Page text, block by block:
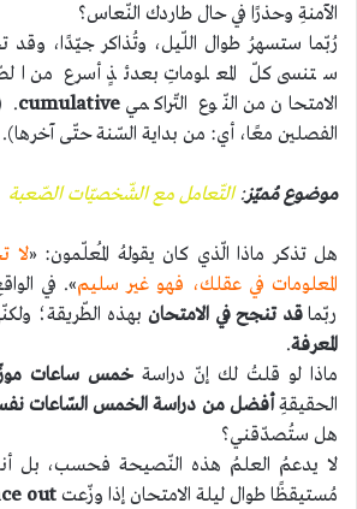
الآمنةِ وحذرًا في حال طاردك النّعاس؟
رُبّما ستسهرُ طوال اللّيل، وتُذاكر جيّدًا، وقد
ستنسى كلّ المعلوماتِ بعدئذٍ أسرع من
الامتحان من النّوع التّراكميcumulative
.
الفصلين معًا، أي: من بداية السّنة حتّى آخرها).
موضوع مُميّز:التّعامل مع الشّخصيّات الصّعبة
هل تذكر ماذا الّذي كان يقولهُ المُعلّمون: «لا
المعلومات في عقلك، فهو غير سليم». في
ربّما قد تنجح في الامتحان بهذه الطّريقة؛
المعرفة.
ماذا لو قلتُ لك إنّ دراسة خمس ساعات
الحقيقةِأفضل من دراسة الخمس السّاعات
هل ستُصدّقني؟
لا يدعمُ العلمُ هذه النّصيحة فحسب، بل أنت
مُستيقظًا طوال ليلة الامتحان إذا وزّعت out